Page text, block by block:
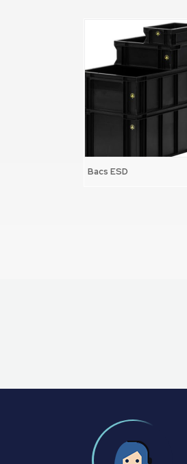
Bacs ESD